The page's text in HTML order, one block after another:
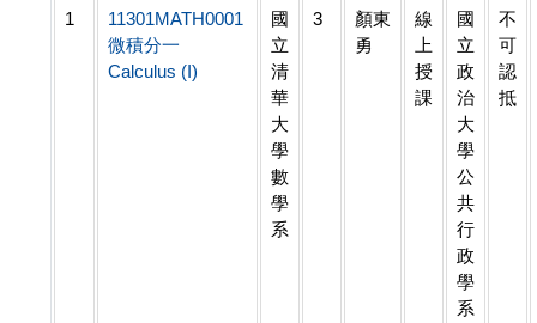
1
11301MATH0001
微積分一
Calculus (I)
國
立
清
華
大
學
數
學
系
3
顏東
勇
線
上
授
課
國
立
政
治
大
學
公
共
行
政
學
系
不
可
認
抵